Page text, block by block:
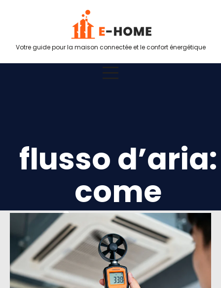
Votre guide pour la maison connectée et le confort énergétique
flusso d’aria:
come
misurarlo e
regolarlo